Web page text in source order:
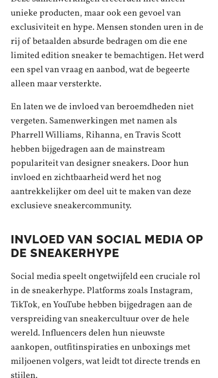
unieke producten, maar ook een gevoel van
exclusiviteit en hype. Mensen stonden uren in de
rij of betaalden absurde bedragen om die ene
limited edition sneaker te bemachtigen. Het werd
een spel van vraag en aanbod, wat de begeerte
alleen maar versterkte.
En laten we de invloed van beroemdheden niet
vergeten. Samenwerkingen met namen als
Pharrell Williams, Rihanna, en Travis Scott
hebben bijgedragen aan de mainstream
populariteit van designer sneakers. Door hun
invloed en zichtbaarheid werd het nog
aantrekkelijker om deel uit te maken van deze
exclusieve sneakercommunity.
INVLOED VAN SOCIAL MEDIA OP
DE SNEAKERHYPE
Social media speelt ongetwijfeld een cruciale rol
in de sneakerhype. Platforms zoals Instagram,
TikTok, en YouTube hebben bijgedragen aan de
verspreiding van sneakercultuur over de hele
wereld. Influencers delen hun nieuwste
aankopen, outfitinspiraties en unboxings met
miljoenen volgers, wat leidt tot directe trends en